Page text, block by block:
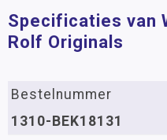
Specificaties van
Rolf Originals
Bestelnummer
1310-BEK18131